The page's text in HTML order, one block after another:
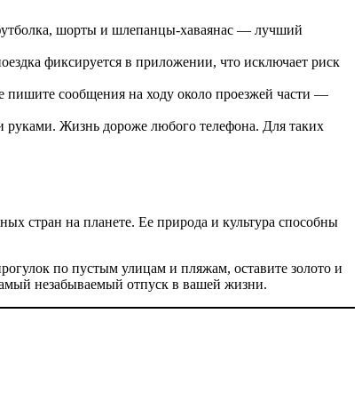
шорты и шлепанцы-хаваянас — лучший
фиксируется в приложении, что исключает риск
пишите сообщения на ходу около проезжей части —
Жизнь дороже любого телефона. Для таких
стран на планете. Ее природа и культура способны
по пустым улицам и пляжам, оставите золото и
незабываемый отпуск в вашей жизни.